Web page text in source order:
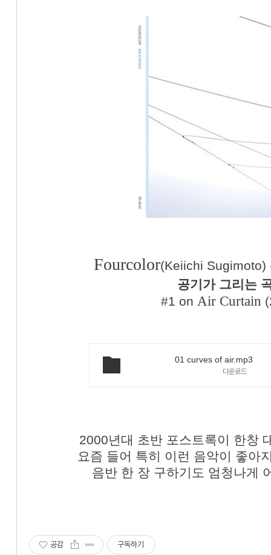
Fourcolor(Keiichi
공기가 그리는
#1 on Air Curtain
01 curves of air.mp3
다운로드
2000년대 초반 포스트록이 한창
요즘 들어 특히 이런 음악이 좋아
음반 한 장 구하기도 엄청나게
공감 구독하기